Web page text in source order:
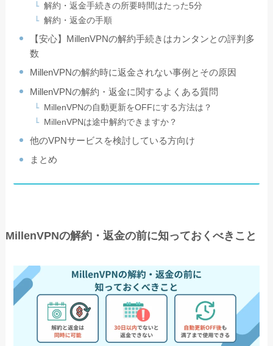
解約・返金手続きの所要時間はたった5分
解約・返金の手順
【安心】MillenVPNの解約手続きはカンタンとの評判多
数
MillenVPNの解約時に返金されない事例とその原因
MillenVPNの解約・返金に関するよくある質問
MillenVPNの自動更新をOFFにする方法は？
MillenVPNは途中解約できますか？
他のVPNサービスを検討している方向け
まとめ
MillenVPNの解約・返金の前に知っておくべきこと